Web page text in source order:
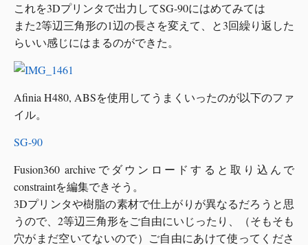
これを3Dプリンタで出力してSG-90にはめてみては
また2等辺三角形の1辺の長さを変えて、と3回繰り返した
らいい感じにはまるのができた。
Afinia H480, ABSを使用してうまくいったのが以下のファ
イル。
SG-90
Fusion360 archiveでダウンロードすると取り込んで
constraintを編集できそう。
3Dプリンタや樹脂の素材で仕上がりが異なるだろうと思
うので、2等辺三角形をご自由にいじったり、（そもそも
穴がまだ空いてないので）ご自由にあけて使ってくださ